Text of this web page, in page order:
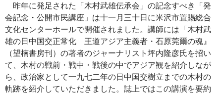
昨年に発足された「木村武雄伝承会」の記念すべき「発
会記念・公開市民講座」は十一月三十日に米沢市置賜総合
文化センターホールで開催されました。講師には「木村武
雄の日中国交正常化 王道アジア主義者・石原莞爾の魂』
（望楠書房刊）の著者のジャーナリスト坪内隆彦氏を招い
て、木村の戦前・戦中・戦後の中でアジア観を紹介しなが
ら、政治家として一九七二年の日中国交樹立までの木村の
軌跡を紹介していただきました。誌上ではこの講演を要約